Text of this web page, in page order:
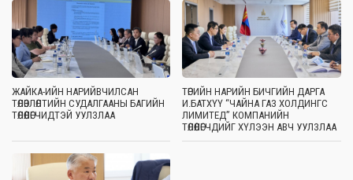
ЖАЙКА-ИЙН НАРИЙВЧИЛСАН
ТӨЛӨВЛӨЛТИЙН СУДАЛГААНЫ БАГИЙН
ТӨЛӨӨЛӨГЧИДТЭЙ УУЛЗЛАА
ТӨРИЙН НАРИЙН БИЧГИЙН ДАРГА
И.БАТХҮҮ “ЧАЙНА ГАЗ ХОЛДИНГС
ЛИМИТЕД” КОМПАНИЙН
ТӨЛӨӨЛӨГЧДИЙГ ХҮЛЭЭН АВЧ УУЛЗЛАА